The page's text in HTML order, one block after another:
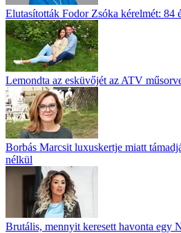
Elutasították Fodor Zsóka kérelmét: 84
Lemondta az esküvőjét az ATV
Borbás Marcsit luxuskertje miatt
nélkül
Brutális, mennyit keresett havonta egy